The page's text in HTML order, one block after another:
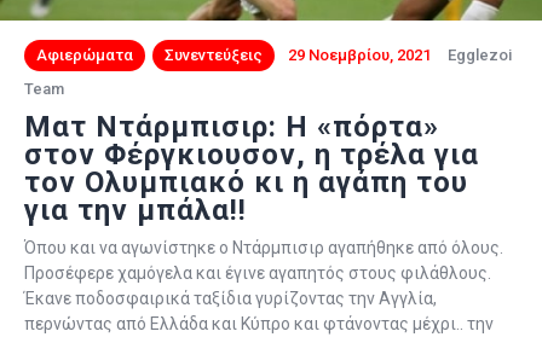
Αφιερώματα Συνεντεύξεις 29 Νοεμβρίου, 2021
Egglezoi
Team
Ματ Ντάρμπισιρ: H «πόρτα»
στον Φέργκιουσον, η τρέλα για
τον Ολυμπιακό κι η αγάπη του
για την μπάλα!!
Όπου και να αγωνίστηκε ο Ντάρμπισιρ αγαπήθηκε από όλους.
Προσέφερε χαμόγελα και έγινε αγαπητός στους φιλάθλους.
Έκανε ποδοσφαιρικά ταξίδια γυρίζοντας την Αγγλία,
περνώντας από Ελλάδα και Κύπρο και φτάνοντας μέχρι.. την